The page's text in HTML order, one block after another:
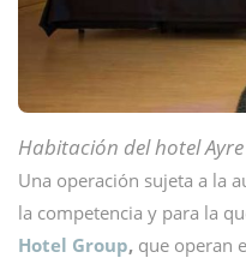
Habitación del hotel
Una operación sujeta a la
la competencia y para la
Hotel Group, que operan